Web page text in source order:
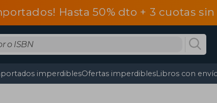
Hasta 50% dto + 3 cuotas
imperdiblesOfertas imperdiblesLibros con